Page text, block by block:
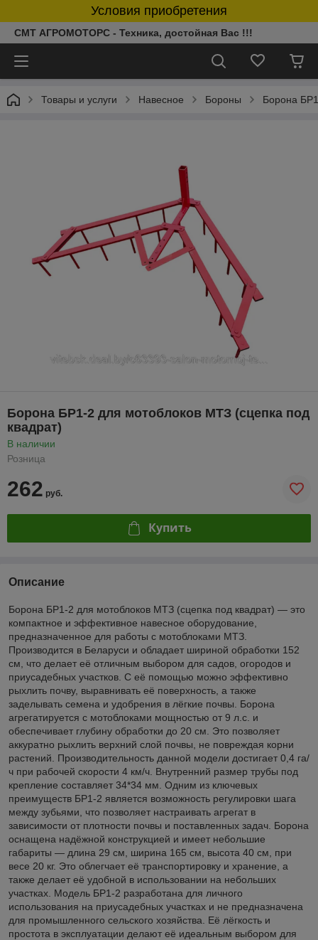
Условия приобретения
СМТ АГРОМОТОРС - Техника, достойная Вас !!!
Товары и услуги Навесное Бороны Борона
Борона БР1-2 для мотоблоков МТЗ (сцепка под
квадрат)
В наличии
Розница
262 руб.
Купить
Описание
Борона БР1-2 для мотоблоков МТЗ (сцепка под квадрат) — это
компактное и эффективное навесное оборудование,
предназначенное для работы с мотоблоками МТЗ.
Производится в Беларуси и обладает шириной обработки 152
см, что делает её отличным выбором для садов, огородов и
приусадебных участков. С её помощью можно эффективно
рыхлить почву, выравнивать её поверхность, а также
заделывать семена и удобрения в лёгкие почвы. Борона
агрегатируется с мотоблоками мощностью от 9 л.с. и
обеспечивает глубину обработки до 20 см. Это позволяет
аккуратно рыхлить верхний слой почвы, не повреждая корни
растений. Производительность данной модели достигает 0,4 га/
ч при рабочей скорости 4 км/ч. Внутренний размер трубы под
крепление составляет 34*34 мм. Одним из ключевых
преимуществ БР1-2 является возможность регулировки шага
между зубьями, что позволяет настраивать агрегат в
зависимости от плотности почвы и поставленных задач. Борона
оснащена надёжной конструкцией и имеет небольшие
габариты — длина 29 см, ширина 165 см, высота 40 см, при
весе 20 кг. Это облегчает её транспортировку и хранение, а
также делает её удобной в использовании на небольших
участках. Модель БР1-2 разработана для личного
использования на приусадебных участках и не предназначена
для промышленного сельского хозяйства. Её лёгкость и
простота в эксплуатации делают её идеальным выбором для